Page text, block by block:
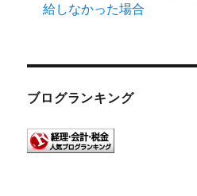
給しなかった場合
ブログランキング